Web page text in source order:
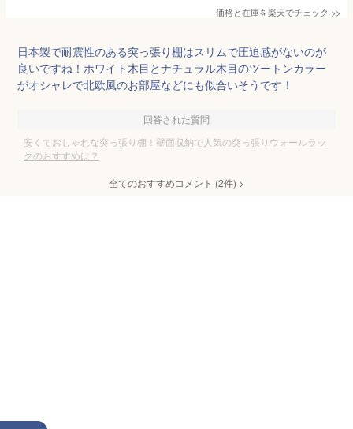
価格と在庫を楽天でチェック >>
日本製で耐震性のある突っ張り棚はスリムで圧迫感がないのが
良いですね！ホワイト木目とナチュラル木目のツートンカラー
がオシャレで北欧風のお部屋などにも似合いそうです！
回答された質問
安くておしゃれな突っ張り棚！壁面収納で人気の突っ張りウォールラッ
クのおすすめは？
全てのおすすめコメント (2件) >